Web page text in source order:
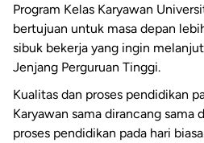
Program Kelas Karyawan
bertujuan untuk masa depan
sibuk bekerja yang ingin
Jenjang Perguruan Tinggi.
Kualitas dan proses pendidikan
Karyawan sama dirancang sama
proses pendidikan pada hari